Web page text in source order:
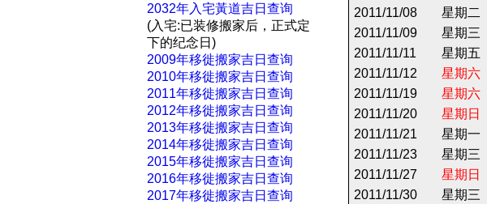
2032年入宅黃道吉日查询
(入宅:已装修搬家后，正式定
下的纪念日)
2009年移徙搬家吉日查询
2010年移徙搬家吉日查询
2011年移徙搬家吉日查询
2012年移徙搬家吉日查询
2013年移徙搬家吉日查询
2014年移徙搬家吉日查询
2015年移徙搬家吉日查询
2016年移徙搬家吉日查询
2017年移徙搬家吉日查询
2011/11/08
星期二
2011/11/09
星期三
2011/11/11
星期五
2011/11/12
星期六
2011/11/19
星期六
2011/11/20
星期日
2011/11/21
星期一
2011/11/23
星期三
2011/11/27
星期日
2011/11/30
星期三